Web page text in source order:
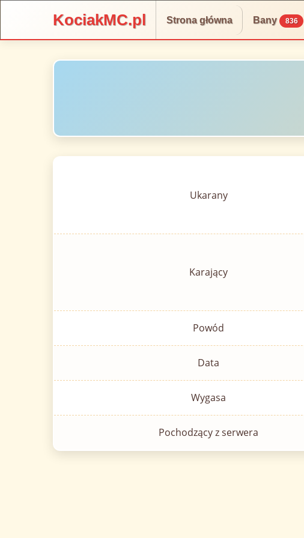
KociakMC.pl Strona główna Bany 836
Ukarany
Karający
Powód
Data
Wygasa
Pochodzący z serwera